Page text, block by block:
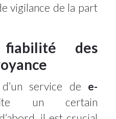
vigilance de la part
des
service de e-
un certain